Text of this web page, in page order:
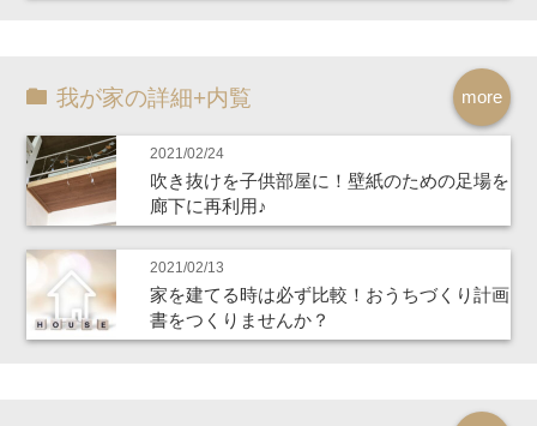
more
我が家の詳細+内覧
2021/02/24
吹き抜けを子供部屋に！壁紙のための足場を
廊下に再利用♪
2021/02/13
家を建てる時は必ず比較！おうちづくり計画
書をつくりませんか？